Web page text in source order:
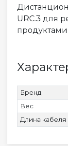
URC.3 для
продуктами
Бренд
Вес
Длина кабеля